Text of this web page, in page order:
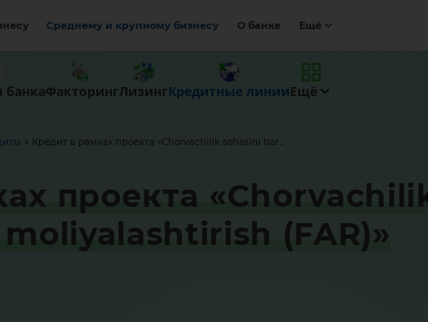
Среднему и крупному бизнесу О банке Ещё
банкаФакторингЛизингКредитные линииЕщё
Кредит в рамках проекта «Chorvachilik sohasini bar...
проекта
(FAR)»